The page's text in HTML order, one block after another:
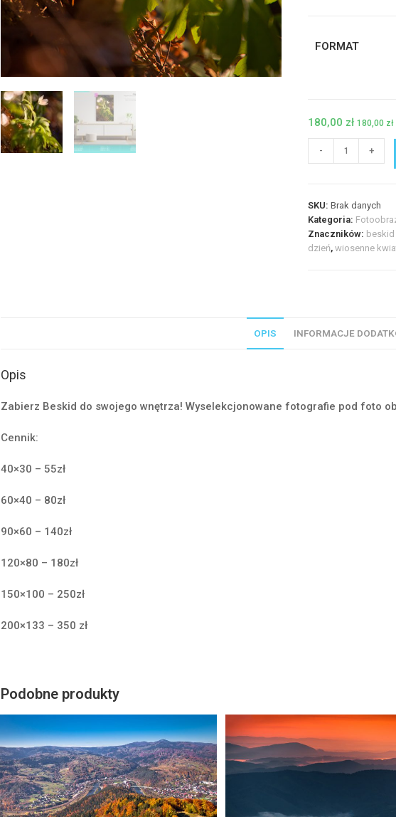
FORMAT
180,00 zł 180,00 zł
Fotoobraz
leśne
cuda
#15532
- +
SKU:Brak danych
Kategoria:
Znaczników:
dzień,wiosenne
OPIS INFORMACJE
Opis
Zabierz Beskid do swojego wnętrza! Wyselekcjonowane fotografie pod foto
Cennik:
40×30 – 55zł
60×40 – 80zł
90×60 – 140zł
120×80 – 180zł
150×100 – 250zł
200×133 – 350 zł
Podobne produkty